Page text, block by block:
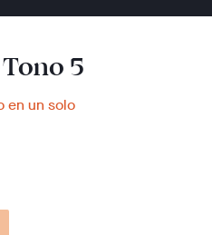
5
en un solo